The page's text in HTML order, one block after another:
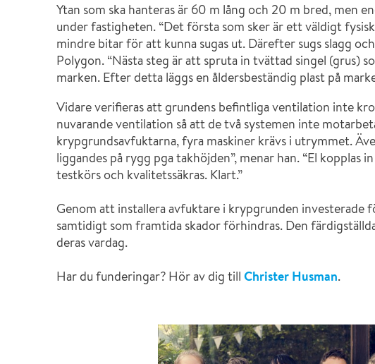
Ytan som ska hanteras är 60 m lång och 20 m bred, men
under fastigheten. “Det första som sker är ett väldigt
mindre bitar för att kunna sugas ut. Därefter sugs slagg
Polygon. “Nästa steg är att spruta in tvättad singel (grus)
marken. Efter detta läggs en åldersbeständig plast på
Vidare verifieras att grundens befintliga ventilation inte
nuvarande ventilation så att de två systemen inte
krypgrundsavfuktarna, fyra maskiner krävs i utrymmet.
liggandes på rygg pga takhöjden”, menar han. “El
testkörs och kvalitetssäkras. Klart.”
Genom att installera avfuktare i krypgrunden investerade
samtidigt som framtida skador förhindras. Den
deras vardag.
Har du funderingar? Hör av dig till Christer Husman.